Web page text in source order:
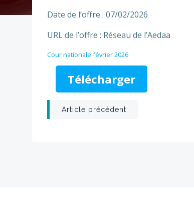
Date de l’offre : 07/02/2026
URL de l’offre : Réseau de l’Aedaa
Cour nationale février 2026
Télécharger
Post
Article précédent